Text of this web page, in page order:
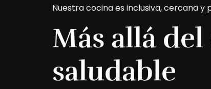
Nuestra cocina es inclusiva, cercana
Más allá
saludable